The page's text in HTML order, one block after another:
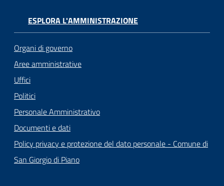
t
r
o
O
n
n
e
ESPLORA L'AMMINISTRAZIONE
Organi di governo
Aree amministrative
Uffici
Politici
Personale Amministrativo
Documenti e dati
Policy privacy e protezione del dato personale - Comune di
San Giorgio di Piano